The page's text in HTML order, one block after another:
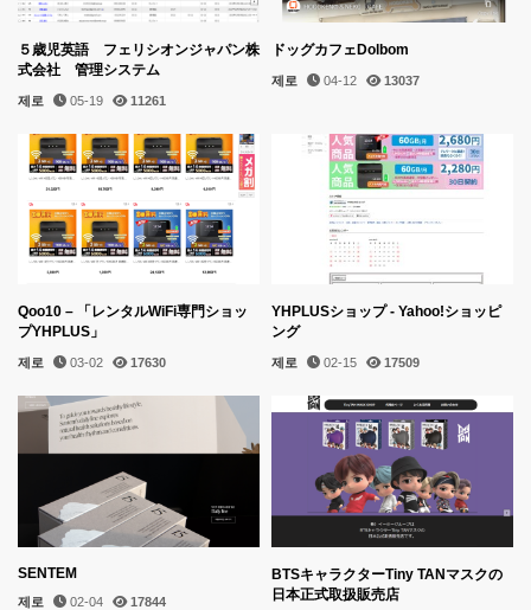
５歳児英語 フェリシオンジャパン株
式会社 管理システム
제로 05-19 11261
ドッグカフェDolbom
제로 04-12 13037
Qoo10 – 「レンタルWiFi専門ショッ
プYHPLUS」
제로 03-02 17630
YHPLUSショップ - Yahoo!ショッピ
ング
제로 02-15 17509
SENTEM
제로 02-04 17844
BTSキャラクターTiny TANマスクの
日本正式取扱販売店